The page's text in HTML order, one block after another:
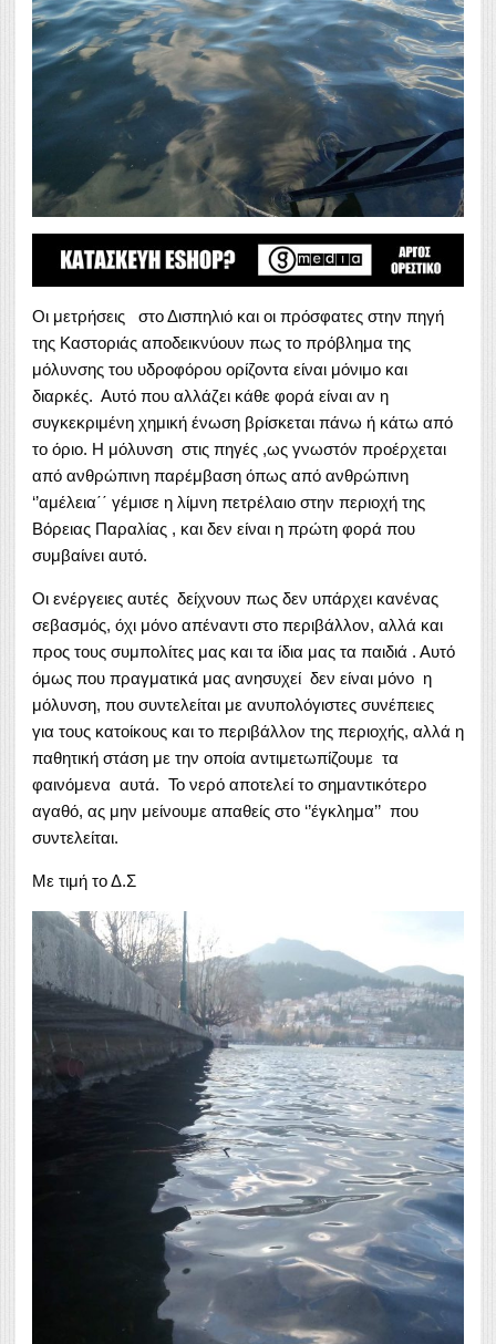
Οι μετρήσεις στο Δισπηλιό και οι πρόσφατες στην πηγή
της Καστοριάς αποδεικνύουν πως το πρόβλημα της
μόλυνσης του υδροφόρου ορίζοντα είναι μόνιμο και
διαρκές. Αυτό που αλλάζει κάθε φορά είναι αν η
συγκεκριμένη χημική ένωση βρίσκεται πάνω ή κάτω από
το όριο. Η μόλυνση στις πηγές ,ως γνωστόν προέρχεται
από ανθρώπινη παρέμβαση όπως από ανθρώπινη
‘’αμέλεια΄΄ γέμισε η λίμνη πετρέλαιο στην περιοχή της
Βόρειας Παραλίας , και δεν είναι η πρώτη φορά που
συμβαίνει αυτό.
Οι ενέργειες αυτές δείχνουν πως δεν υπάρχει κανένας
σεβασμός, όχι μόνο απέναντι στο περιβάλλον, αλλά και
προς τους συμπολίτες μας και τα ίδια μας τα παιδιά . Αυτό
όμως που πραγματικά μας ανησυχεί δεν είναι μόνο η
μόλυνση, που συντελείται με ανυπολόγιστες συνέπειες
για τους κατοίκους και το περιβάλλον της περιοχής, αλλά η
παθητική στάση με την οποία αντιμετωπίζουμε τα
φαινόμενα αυτά. Το νερό αποτελεί το σημαντικότερο
αγαθό, ας μην μείνουμε απαθείς στο ‘’έγκλημα’’ που
συντελείται.
Με τιμή το Δ.Σ